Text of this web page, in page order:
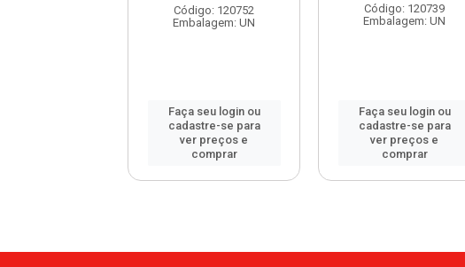
Código: 120752
Embalagem: UN
Faça seu login ou
cadastre-se para
ver preços e
comprar
Código: 120739
Embalagem: UN
Faça seu login ou
cadastre-se para
ver preços e
comprar